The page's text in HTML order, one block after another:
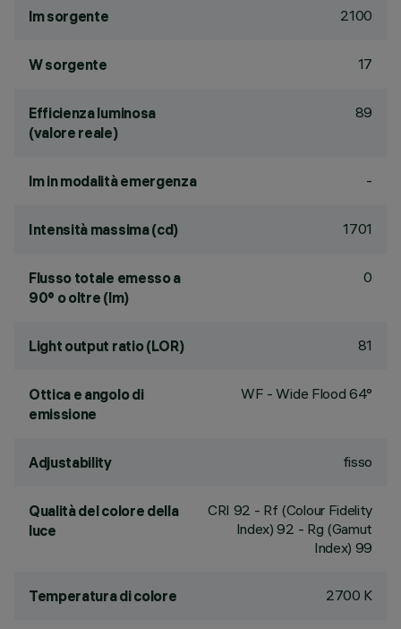
lm sorgente 2100
W sorgente 17
Efficienza luminosa
(valore reale)
89
lm in modalità emergenza -
Intensità massima (cd) 1701
Flusso totale emesso a
90° o oltre (lm)
0
Light output ratio (LOR) 81
Ottica e angolo di
emissione
WF - Wide Flood 64°
Adjustability fisso
Qualità del colore della
luce
CRI 92 - Rf (Colour Fidelity
Index) 92 - Rg (Gamut
Index) 99
Temperatura di colore 2700 K